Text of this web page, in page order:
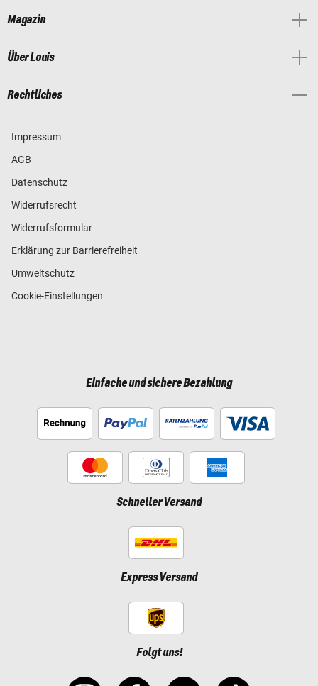
Magazin
Über Louis
Rechtliches
Impressum
AGB
Datenschutz
Widerrufsrecht
Widerrufsformular
Erklärung zur Barrierefreiheit
Umweltschutz
Cookie-Einstellungen
Einfache und sichere Bezahlung
Schneller Versand
Express Versand
Folgt uns!